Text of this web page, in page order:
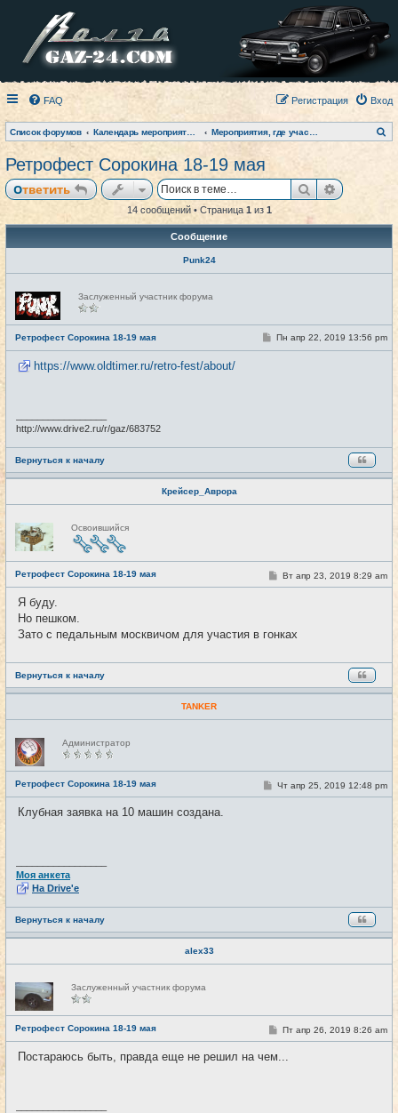
FAQ Вход
Регистрация
Список форумов
о
Ретрофест Сорокина 18-19 мая
Ответить Поиск
14 сообщений • Страница 1из 1
Сообщение
Punk24
Н
е
в
с
е
т
и
Заслуженный участник форума
Ретрофест Сорокина 18-19 мая #1
СПн апр 22, 2019 13:56 pm
https://www.oldtimer.ru/retro-fest/about/
http://www.drive2.ru/r/gaz/683752
Вернуться к началу
Крейсер_Аврора
Н
е
в
с
е
т
и
Освоившийся
Ретрофест Сорокина 18-19 мая #2
С
о
н
Вт апр 23, 2019 8:29 am
Я буду.
Но пешком.
Зато с педальным москвичом для участия в гонках
Вернуться к началу
TANKER
Н
е
в
с
е
т
и
Администратор
Ретрофест Сорокина 18-19 мая #3
С
о
Чт апр 25, 2019 12:48 pm
Клубная заявка на 10 машин создана.
Моя анкета
На Drive'e
Вернуться к началу
alex33
Н
е
в
с
е
т
и
Заслуженный участник форума
Ретрофест Сорокина 18-19 мая #4
С
о
б
Пт апр 26, 2019 8:26 am
Постараюсь быть, правда еще не решил на чем...